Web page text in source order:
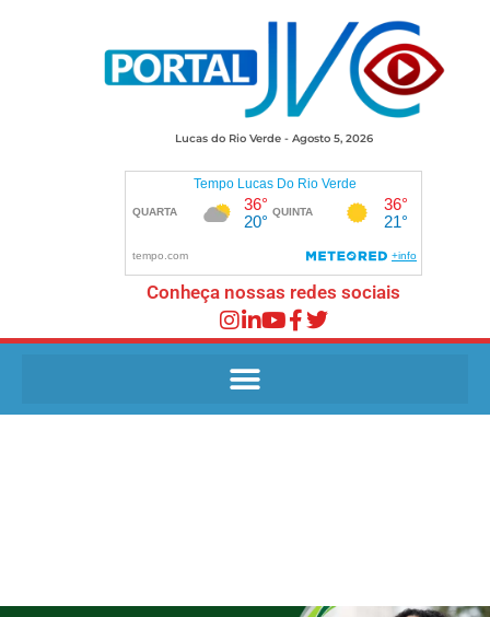
Lucas do Rio Verde - Agosto 5, 2026
Conheça nossas redes sociais